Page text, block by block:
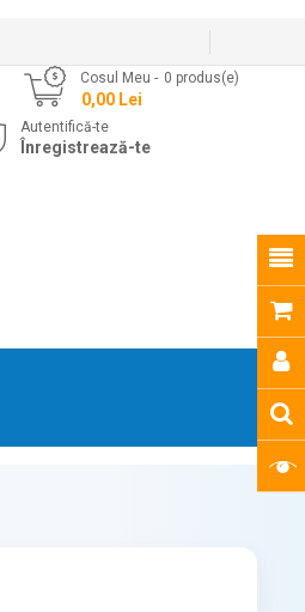
Cosul Meu 0 produs(e)
- 0,00 Lei
Autentifică-te
Înregistrează-te